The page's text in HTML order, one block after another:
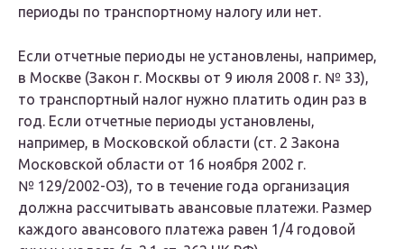
периоды по транспортному налогу или нет.
Если отчетные периоды не установлены, например,
в Москве (Закон г. Москвы от 9 июля 2008 г. № 33),
то транспортный налог нужно платить один раз в
год. Если отчетные периоды установлены,
например, в Московской области (ст. 2 Закона
Московской области от 16 ноября 2002 г.
№ 129/2002-ОЗ), то в течение года организация
должна рассчитывать авансовые платежи. Размер
каждого авансового платежа равен 1/4 годовой